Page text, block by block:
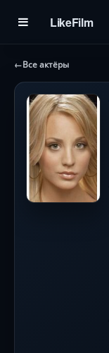
LikeFilm
←Все актёры